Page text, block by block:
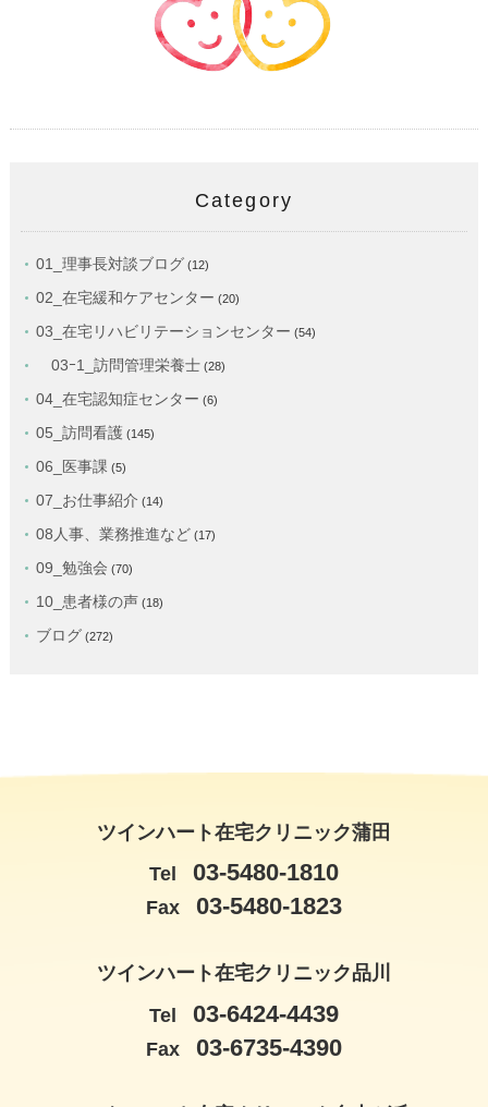
Category
01_理事長対談ブログ (12)
02_在宅緩和ケアセンター (20)
03_在宅リハビリテーションセンター (54)
03ｰ1_訪問管理栄養士(28)
04_在宅認知症センター (6)
05_訪問看護 (145)
06_医事課 (5)
07_お仕事紹介 (14)
08人事、業務推進など (17)
09_勉強会 (70)
10_患者様の声 (18)
ブログ (272)
ツインハート在宅クリニック蒲田
Tel
03-5480-1810
Fax 03-5480-1823
ツインハート在宅クリニック品川
Tel
03-6424-4439
Fax 03-6735-4390